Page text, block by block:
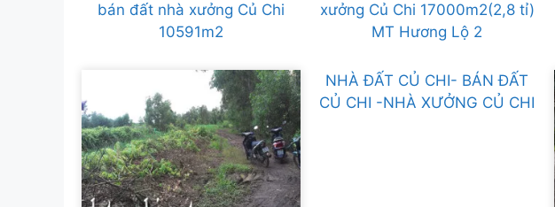
bán đất nhà xưởng Củ Chi
10591m2
xưởng Củ Chi 17000m2(2,8 tỉ)
MT Hương Lộ 2
NHÀ ĐẤT CỦ CHI- BÁN ĐẤT
CỦ CHI -NHÀ XƯỞNG CỦ CHI